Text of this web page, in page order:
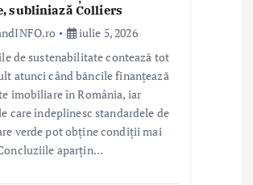
subliniază Colliers
iulie 5, 2026
de sustenabilitate contează tot
atunci când băncile finanțează
imobiliare în România, iar
care îndeplinesc standardele de
verde pot obține condiții mai
aparțin…